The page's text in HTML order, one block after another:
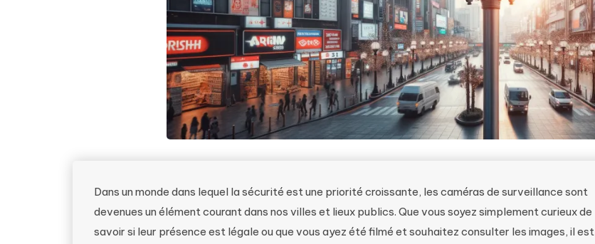
Dans un monde dans lequel la sécurité est une priorité croissante, les caméras de surveillance sont
devenues un élément courant dans nos villes et lieux publics. Que vous soyez simplement curieux de
savoir si leur présence est légale ou que vous ayez été filmé et souhaitez consulter les images, il est